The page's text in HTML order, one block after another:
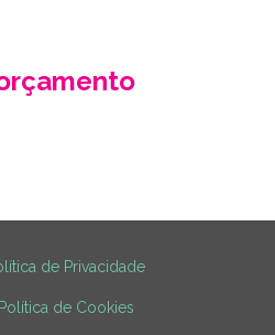
de Privacidade
Política de Cookies